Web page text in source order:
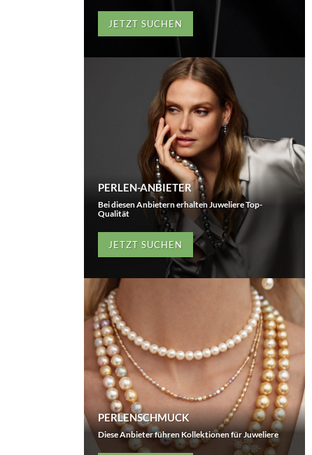
JETZT SUCHEN
PERLEN-ANBIETER
Bei diesen Anbietern erhalten Juweliere Top-
Qualität
JETZT SUCHEN
PERLENSCHMUCK
Diese Anbieter führen Kollektionen für Juweliere